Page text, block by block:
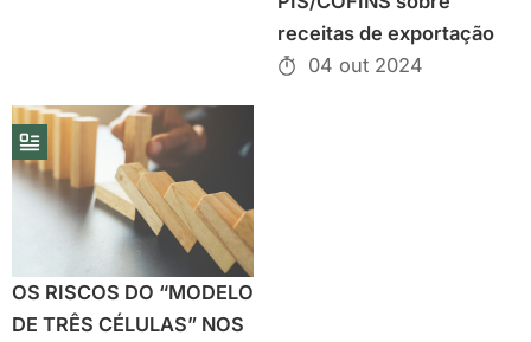
receitas de exportação
04 out 2024
OS RISCOS DO “MODELO
DE TRÊS CÉLULAS” NOS